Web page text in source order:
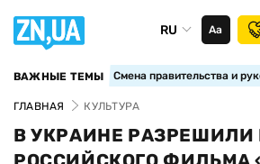
RU Аа
ВАЖНЫЕ ТЕМЫ Смена правительства и
ГЛАВНАЯ КУЛЬТУРА
В УКРАИНЕ РАЗРЕШИЛИ